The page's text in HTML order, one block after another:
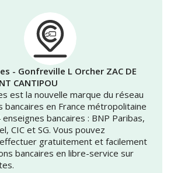
- Gonfreville L Orcher ZAC DE
CANTIPOU
est la nouvelle marque du réseau
bancaires en France métropolitaine
enseignes bancaires : BNP Paribas,
CIC et SG. Vous pouvez
gratuitement et facilement
bancaires en libre-service sur